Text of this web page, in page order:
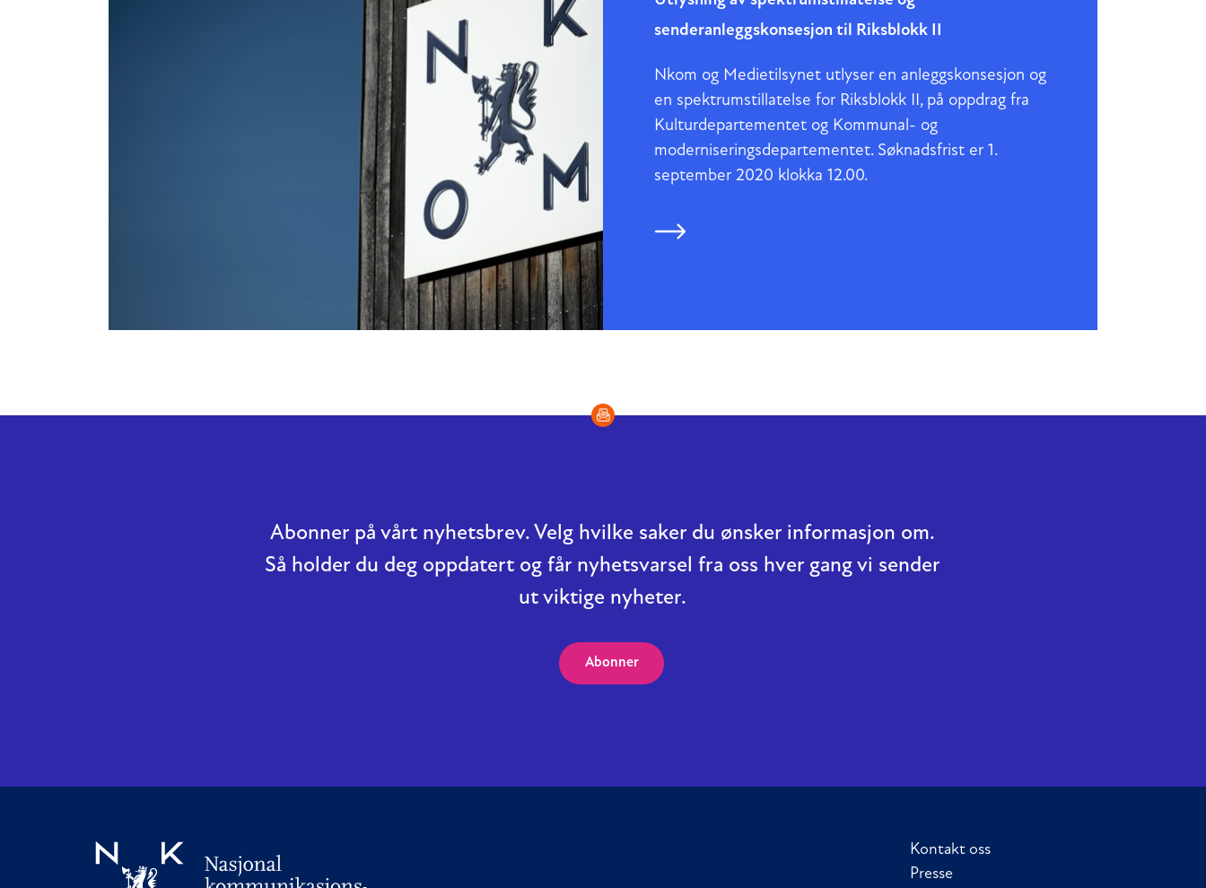
senderanleggskonsesjon til Riksblokk II
Nkom og Medietilsynet utlyser en anleggskonsesjon og
en spektrumstillatelse for Riksblokk II, på oppdrag fra
Kulturdepartementet og Kommunal- og
moderniseringsdepartementet. Søknadsfrist er 1.
september 2020 klokka 12.00.
Abonner på vårt nyhetsbrev. Velg hvilke saker du ønsker informasjon om.
Så holder du deg oppdatert og får nyhetsvarsel fra oss hver gang vi sender
ut viktige nyheter.
Abonner
Kontakt oss
Presse